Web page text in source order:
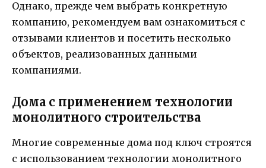
Однако, прежде чем выбрать конкретную
компанию, рекомендуем вам ознакомиться с
отзывами клиентов и посетить несколько
объектов, реализованных данными
компаниями.
Дома с применением технологии
монолитного строительства
Многие современные дома под ключ строятся
с использованием технологии монолитного